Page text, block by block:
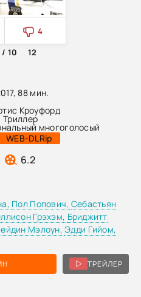
88 мин.
Кроуфорд
Триллер
многоголосый
WEB-DLRip
6.2
4
/ 10
12
ТРЕЙЛЕР
Пол Попович, Себастьян
Грэхэм, Бриджитт
Мэлоун,Эдди Гийом,